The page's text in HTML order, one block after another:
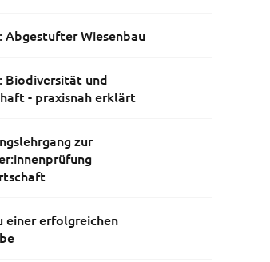
Abgestufter Wiesenbau
Biodiversität und
- praxisnah erklärt
zur
einer erfolgreichen